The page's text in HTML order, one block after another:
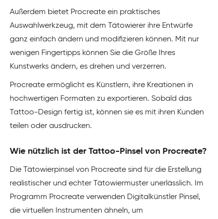
Außerdem bietet Procreate ein praktisches
Auswahlwerkzeug, mit dem Tätowierer ihre Entwürfe
ganz einfach ändern und modifizieren können. Mit nur
wenigen Fingertipps können Sie die Größe Ihres
Kunstwerks ändern, es drehen und verzerren.
Procreate ermöglicht es Künstlern, ihre Kreationen in
hochwertigen Formaten zu exportieren. Sobald das
Tattoo-Design fertig ist, können sie es mit ihren Kunden
teilen oder ausdrucken.
Wie nützlich ist der Tattoo-Pinsel von Procreate?
Die Tätowierpinsel von Procreate sind für die Erstellung
realistischer und echter Tätowiermuster unerlässlich. Im
Programm Procreate verwenden Digitalkünstler Pinsel,
die virtuellen Instrumenten ähneln, um